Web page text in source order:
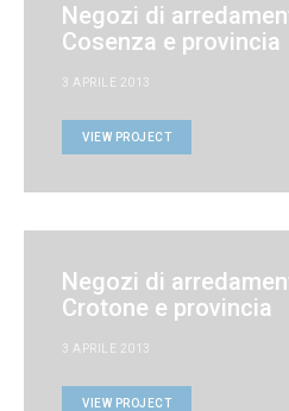
Negozi di
Cosenza e provincia
3 APRILE 2013
VIEW PROJECT
Negozi di
Crotone e provincia
3 APRILE 2013
VIEW PROJECT